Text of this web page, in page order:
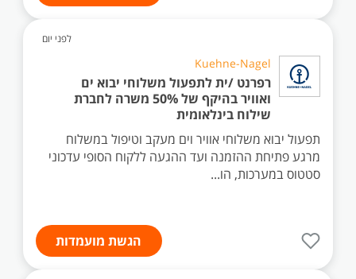
לפני יום
Kuehne-Nagel
רפרנט /ית לתפעול משלוחי יבוא ים
ואוויר בהיקף של 50% משרה לחברת
שילוח בינלאומית
תפעול יבוא משלוחי אוויר וים מעקב וטיפול במשלוח
מרגע פתיחת ההזמנה ועד ההגעה ללקוח הסופי עדכוני
סטטוס במערכות, הו...
הגשת מועמדות